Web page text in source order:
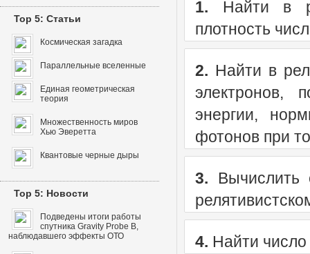
1. Найти в
плотность
2. Найти в
электронов,
энергии,
фотонов при
3. Вычислить
4. Найти
Top 5: Статьи
Космическая загадка
Параллельные вселенные
Единая геометрическая
теория
Множественность миров
Хью Эверетта
Квантовые черные дыры
Top 5: Новости
Подведены итоги работы
спутника Gravity Probe B,
наблюдавшего эффекты ОТО